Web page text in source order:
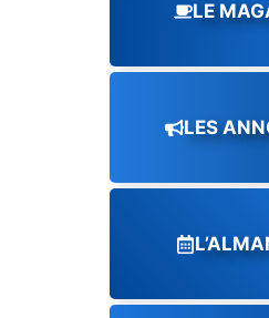
LE
LES